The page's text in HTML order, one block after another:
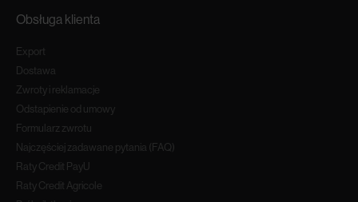
Obsługa klienta
Export
Dostawa
Zwroty i reklamacje
Odstapienie od umowy
Formularz zwrotu
Najczęściej zadawane pytania (FAQ)
Raty Credit PayU
Raty Credit Agricole